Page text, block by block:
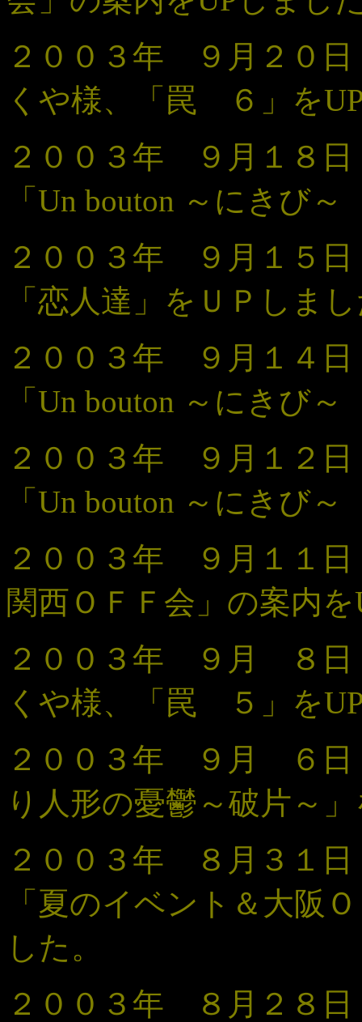
２００３年 ９月２０
くや様、「罠 ６」を
２００３年 ９月１８
「Un bouton ～にきび～
２００３年 ９月１５
「恋人達 」 をＵＰしま
２００３年 ９月１４
「Un bouton ～にきび～
２００３年 ９月１２
「Un bouton ～にきび～
２００３年 ９月１１
関西ＯＦＦ会」の案内
２００３年 ９月 ８
くや様、「罠 ５」を
２００３年 ９月 ６
り人形の憂鬱～破片～ 」
２００３年 ８月３１
「夏のイベント＆大阪
した。
２００３年 ８月２８